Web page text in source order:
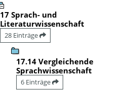
17 Sprach- und
Literaturwissenschaft
28 Einträge
17.14 Vergleichende
Sprachwissenschaft
6 Einträge